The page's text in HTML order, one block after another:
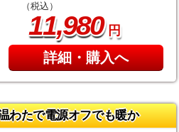
（税込）
11,980円
詳細・購入へ
わたで電源オフでも暖か